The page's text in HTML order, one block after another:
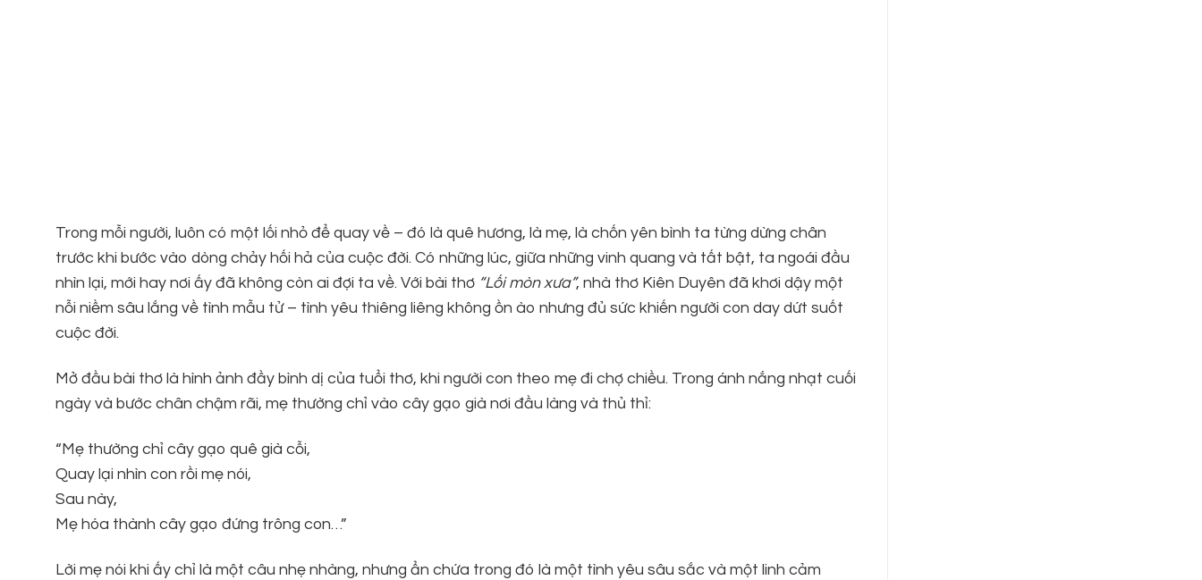
Trong mỗi người, luôn có một lối nhỏ để quay về – đó là quê hương, là mẹ, là chốn yên bình ta từng dừng chân
trước khi bước vào dòng chảy hối hả của cuộc đời. Có những lúc, giữa những vinh quang và tất bật, ta ngoái đầu
nhìn lại, mới hay nơi ấy đã không còn ai đợi ta về. Với bài thơ “Lối mòn xưa”, nhà thơ Kiên Duyên đã khơi dậy một
nỗi niềm sâu lắng về tình mẫu tử – tình yêu thiêng liêng không ồn ào nhưng đủ sức khiến người con day dứt suốt
cuộc đời.
Mở đầu bài thơ là hình ảnh đầy bình dị của tuổi thơ, khi người con theo mẹ đi chợ chiều. Trong ánh nắng nhạt cuối
ngày và bước chân chậm rãi, mẹ thường chỉ vào cây gạo già nơi đầu làng và thủ thỉ:
“Mẹ thường chỉ cây gạo quê già cỗi,
Quay lại nhìn con rồi mẹ nói,
Sau này,
Mẹ hóa thành cây gạo đứng trông con…”
Lời mẹ nói khi ấy chỉ là một câu nhẹ nhàng, nhưng ẩn chứa trong đó là một tình yêu sâu sắc và một linh cảm